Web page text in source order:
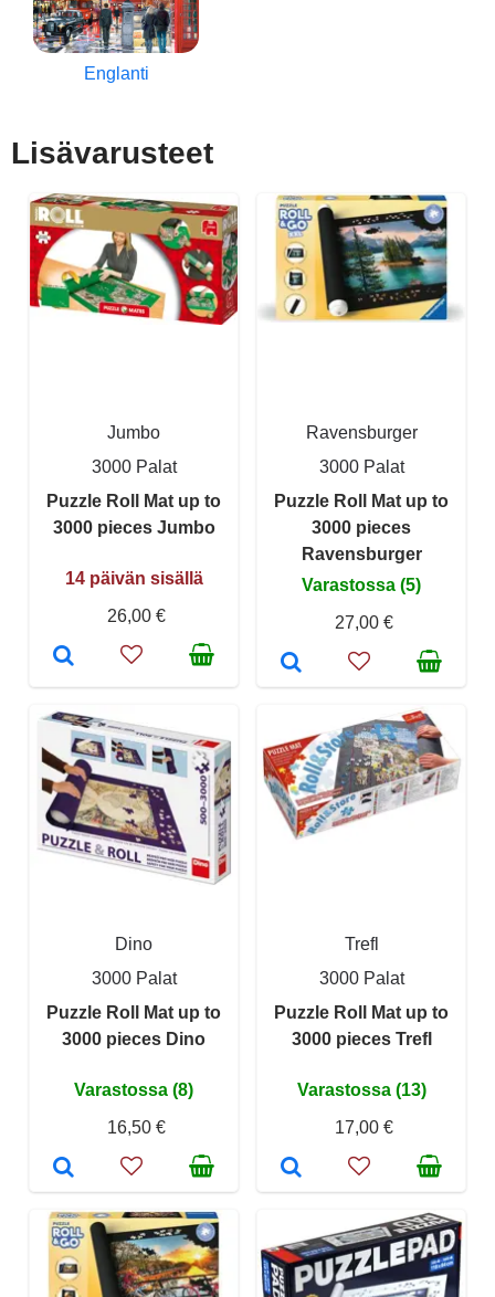
Englanti
Lisävarusteet
Jumbo
3000 Palat
Puzzle Roll Mat up to
3000 pieces Jumbo
14 päivän sisällä
26,00 €
Ravensburger
3000 Palat
Puzzle Roll Mat up to
3000 pieces
Ravensburger
Varastossa (5)
27,00 €
Dino
3000 Palat
Puzzle Roll Mat up to
3000 pieces Dino
Varastossa (8)
16,50 €
Trefl
3000 Palat
Puzzle Roll Mat up to
3000 pieces Trefl
Varastossa (13)
17,00 €